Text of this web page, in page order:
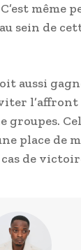
même
sein de
aussi
l’affront
groupes.
place de
de